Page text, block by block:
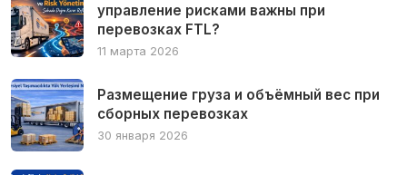
управление рисками важны при
перевозках FTL?
11 марта 2026
Размещение груза и объёмный вес при
сборных перевозках
30 января 2026